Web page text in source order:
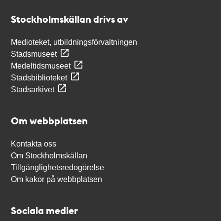
Stockholmskällan drivs av
Medioteket, utbildningsförvaltningen
Stadsmuseet
Medeltidsmuseet
Stadsbiblioteket
Stadsarkivet
Om webbplatsen
Kontakta oss
Om Stockholmskällan
Tillgänglighetsredogörelse
Om kakor på webbplatsen
Sociala medier